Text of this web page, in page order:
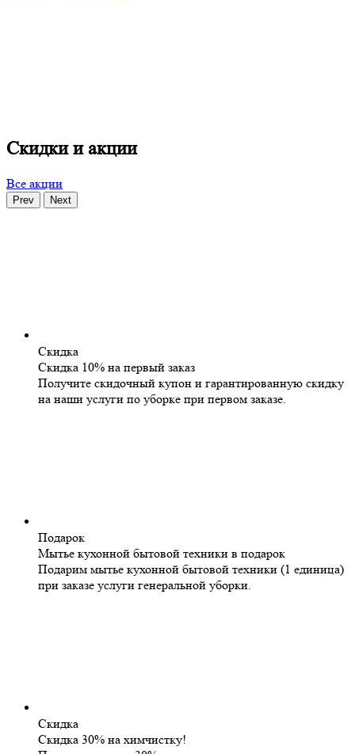
Скидки и акции
Все акции
Prev Next
Скидка
Скидка 10% на первый заказ
Получите скидочный купон и гарантированную скидку
на наши услуги по уборке при первом заказе.
Подарок
Мытье кухонной бытовой техники в подарок
Подарим мытье кухонной бытовой техники (1 единица)
при заказе услуги генеральной уборки.
Скидка
Скидка 30% на химчистку!